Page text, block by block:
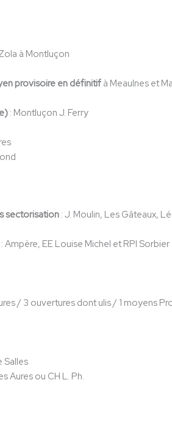
à Montluçon
provisoire en définitifà Meaulnes et
: Montluçon J. Ferry
sectorisation : J. Moulin, Les Gâteaux,
: Ampère, EE Louise Michel et RPI
/ 3 ouvertures dont ulis / 1 moyens
Salles
Aures ou CH L. Ph.